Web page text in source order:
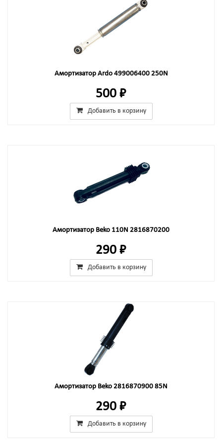
Амортизатор Ardo 499006400 250N
500 ₽
Добавить в корзину
Амортизатор Beko 110N 2816870200
290 ₽
Добавить в корзину
Амортизатор Beko 2816870900 85N
290 ₽
Добавить в корзину